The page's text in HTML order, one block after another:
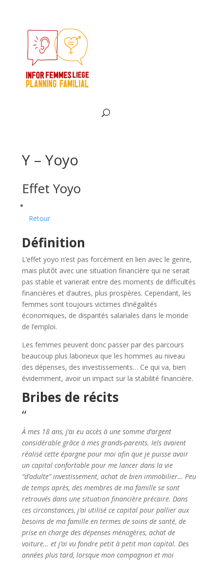
Y – Yoyo
Effet Yoyo
Retour
Définition
L’effet yoyo n’est pas forcément en lien avec le genre,
mais plutôt avec une situation financière qui ne serait
pas stable et varierait entre des moments de difficultés
financières et d’autres, plus prospères. Cependant, les
femmes sont toujours victimes d’inégalités
économiques, de disparités salariales dans le monde
de l’emploi.
Les femmes peuvent donc passer par des parcours
beaucoup plus laborieux que les hommes au niveau
des dépenses, des investissements… Ce qui va, bien
évidemment, avoir un impact sur la stabilité financière.
Bribes de récits
“
À mes 18 ans, j’ai eu accès à une somme d’argent
considérable grâce à mes grands-parents. Iels avaient
réalisé cette épargne pour moi afin que je puisse avoir
un capital confortable pour me lancer dans la vie
“d’adulte” investissement, achat de bien immobilier… Peu
de temps après, des membres de ma famille se sont
retrouvés dans une situation financière précaire. Dans
ces circonstances, j’ai utilisé ce capital pour pallier aux
besoins de ma famille en termes de soins de santé, de
prise en charge des dépenses ménagères, achat de
voiture… et j’ai vu fondre petit à petit mon capital. Des
années plus tard, lorsque mon compagnon et moi